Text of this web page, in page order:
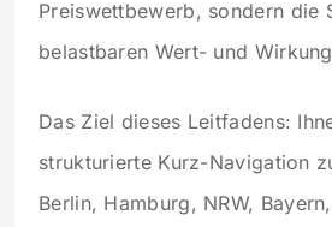
Preiswettbewerb, sondern die
belastbaren Wert- und
Das Ziel dieses Leitfadens:
strukturierte Kurz-Navigation
Berlin, Hamburg, NRW,